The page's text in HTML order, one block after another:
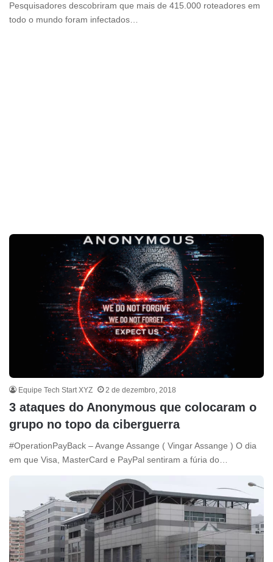
Pesquisadores descobriram que mais de 415.000 roteadores em
todo o mundo foram infectados…
Equipe Tech Start XYZ 2 de dezembro, 2018
3 ataques do Anonymous que colocaram o
grupo no topo da ciberguerra
#OperationPayBack – Avange Assange ( Vingar Assange ) O dia
em que Visa, MasterCard e PayPal sentiram a fúria do…